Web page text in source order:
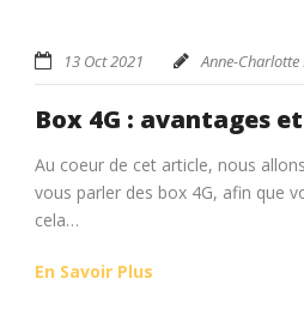
13 Oct 2021 Anne-Charlotte
Box 4G : avantages
Au coeur de cet article, nous
vous parler des box 4G, afin que
cela…
En Savoir Plus